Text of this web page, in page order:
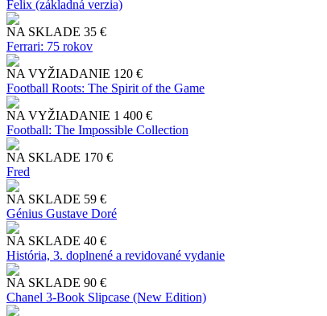
Felix (základná verzia)
NA SKLADE 35 €
Ferrari: 75 rokov
NA VYŽIADANIE 120 €
Football Roots: The Spirit of the Game
NA VYŽIADANIE 1 400 €
Football: The Impossible Collection
NA SKLADE 170 €
Fred
NA SKLADE 59 €
Génius Gustave Doré
NA SKLADE 40 €
História, 3. doplnené a revidované vydanie
NA SKLADE 90 €
Chanel 3-Book Slipcase (New Edition)